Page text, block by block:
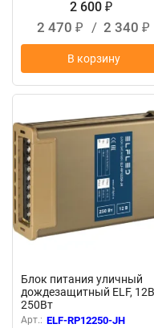
2 600 ₽
2 470 ₽ / 2 340 ₽
В корзину
Блок питания уличный
дождезащитный ELF,
250Вт
Арт.: ELF-RP12250-JH